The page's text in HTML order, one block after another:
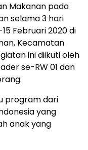
Makanan pada
selama 3 hari
Februari 2020 di
Kecamatan
ini diikuti oleh
se-RW 01 dan
program dari
yang
anak yang